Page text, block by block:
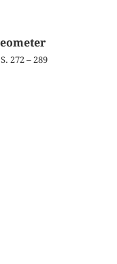
272 – 289